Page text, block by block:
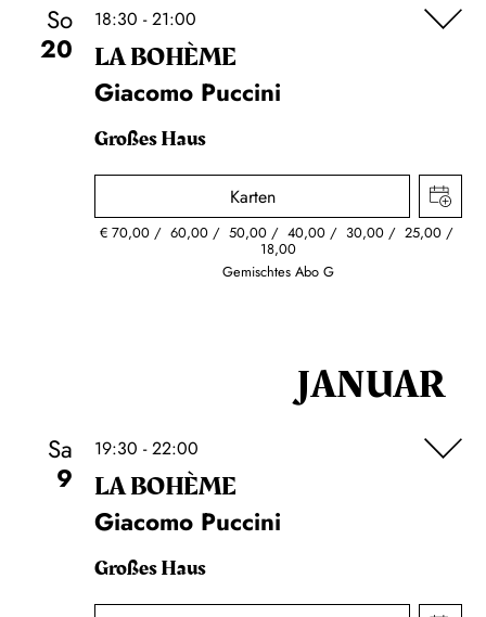
So
20
18:30 - 21:00
LA BOHÈME
Giacomo Puccini
Großes Haus
Karten
€ 70,00 60,00 50,00 40,00 30,00 25,00
18,00
Gemischtes Abo G
JANUAR
Sa
9
19:30 - 22:00
LA BOHÈME
Giacomo Puccini
Großes Haus